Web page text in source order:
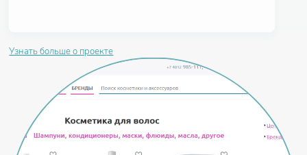
Узнать больше о проекте